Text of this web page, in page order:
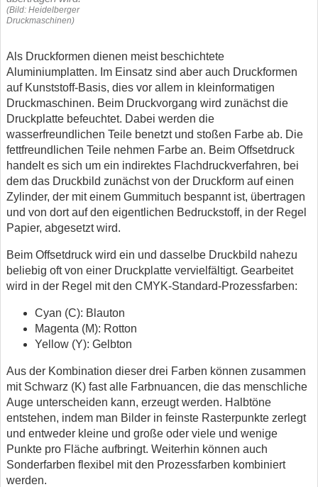
(Bild: Heidelberger
Druckmaschinen)
Als Druckformen dienen meist beschichtete
Aluminiumplatten. Im Einsatz sind aber auch Druckformen
auf Kunststoff-Basis, dies vor allem in kleinformatigen
Druckmaschinen. Beim Druckvorgang wird zunächst die
Druckplatte befeuchtet. Dabei werden die
wasserfreundlichen Teile benetzt und stoßen Farbe ab. Die
fettfreundlichen Teile nehmen Farbe an. Beim Offsetdruck
handelt es sich um ein indirektes Flachdruckverfahren, bei
dem das Druckbild zunächst von der Druckform auf einen
Zylinder, der mit einem Gummituch bespannt ist, übertragen
und von dort auf den eigentlichen Bedruckstoff, in der Regel
Papier, abgesetzt wird.
Beim Offsetdruck wird ein und dasselbe Druckbild nahezu
beliebig oft von einer Druckplatte vervielfältigt. Gearbeitet
wird in der Regel mit den CMYK-Standard-Prozessfarben:
Cyan (C): Blauton
Magenta (M): Rotton
Yellow (Y): Gelbton
Aus der Kombination dieser drei Farben können zusammen
mit Schwarz (K) fast alle Farbnuancen, die das menschliche
Auge unterscheiden kann, erzeugt werden. Halbtöne
entstehen, indem man Bilder in feinste Rasterpunkte zerlegt
und entweder kleine und große oder viele und wenige
Punkte pro Fläche aufbringt. Weiterhin können auch
Sonderfarben flexibel mit den Prozessfarben kombiniert
werden.